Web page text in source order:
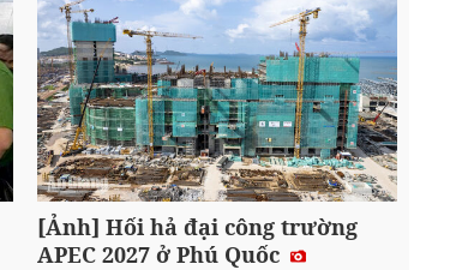
[Ảnh] Hối hả đại công trường
APEC 2027 ở Phú Quốc